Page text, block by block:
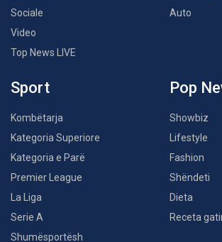
Sociale
Video
Top News LIVE
Auto
Sport
Kombëtarja
Kategoria Superiore
Kategoria e Parë
Premier League
La Liga
Serie A
Shumësportësh
Pop
Showbiz
Lifestyle
Fashion
Shëndeti
Dieta
Receta